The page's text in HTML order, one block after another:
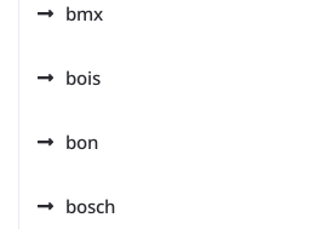
bmx
bois
bon
bosch